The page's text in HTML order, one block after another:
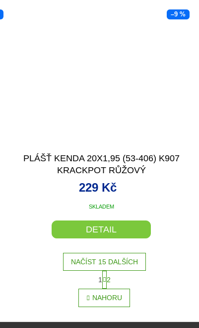
–9 %
PLÁŠŤ KENDA 20X1,95 (53-406) K907
KRACKPOT RŮŽOVÝ
SKLADEM
229 Kč
DETAIL
O
v
l
d
NAČÍST 15 DALŠÍCH
t
r
á
n
1 2
NAHORU